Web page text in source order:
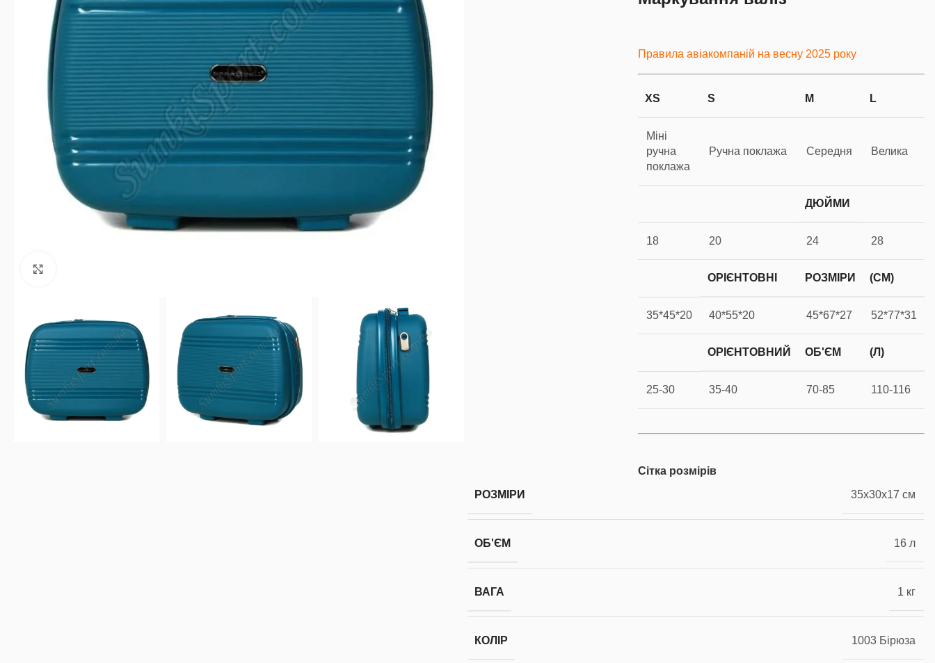
Правила авіакомпаній на весну 2025 року
XS S M L
Міні
ручна
поклажа
Ручна поклажа Середня Велика
ДЮЙМИ
18 20 24 28
ОРІЄНТОВНІ РОЗМІРИ (СМ)
35*45*20 40*55*20 45*67*27 52*77*31
ОРІЄНТОВНИЙ ОБ'ЄМ (Л)
25-30 35-40 70-85 110-116
Сітка розмірів
РОЗМІРИ
35x30x17 см
ОБ'ЄМ 16 л
ВАГА 1 кг
КОЛІР 1003 Бірюза